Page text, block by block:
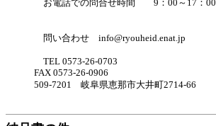
お電話での問合せ時間 9：00～17：00
問い合わせ info@ryouheid.enat.jp
TEL 0573-26-0703
FAX 0573-26-0906
509-7201 岐阜県恵那市大井町2714-66